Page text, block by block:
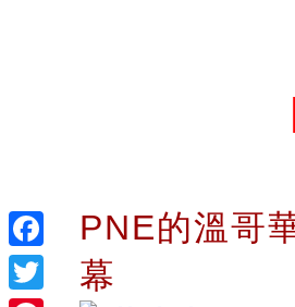
Facebook
PNE的溫哥
幕